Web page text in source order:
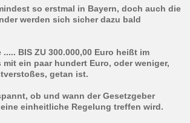
so erstmal in Bayern, doch auch die
werden sich sicher dazu bald
BIS ZU 300.000,00 Euro heißt im
mit ein paar hundert Euro, oder weniger,
getan ist.
ob und wann der Gesetzgeber
einheitliche Regelung treffen wird.